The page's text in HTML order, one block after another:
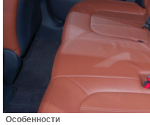
Особенности